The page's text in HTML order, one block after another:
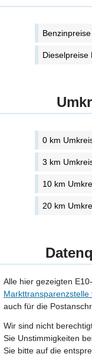
Dieselpreise
0 km
3 km
10 km
20 km
Alle hier gezeigten
Markttransparenzstelle
auch für die
Wir sind nicht
Sie Unstimmigkeiten
Sie bitte auf die